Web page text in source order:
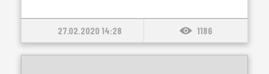
27.02.2020 14:28 1186